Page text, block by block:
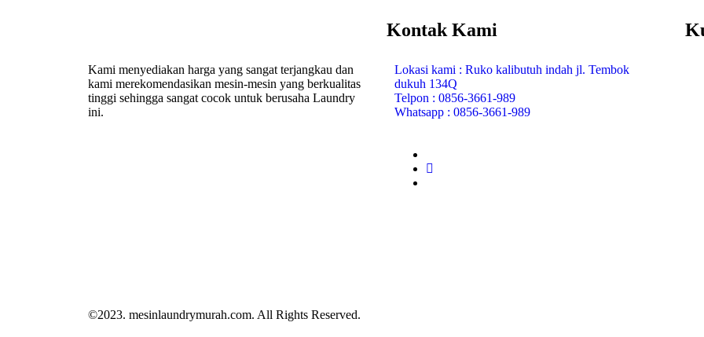
Kami menyediakan harga yang sangat terjangkau dan
kami merekomendasikan mesin-mesin yang berkualitas
tinggi sehingga sangat cocok untuk berusaha Laundry
ini.
Kontak Kami
Lokasi kami : Ruko kalibutuh indah jl. Tembok
dukuh 134Q
Telpon : 0856-3661-989
Whatsapp : 0856-3661-989
©2023. mesinlaundrymurah.com. All Rights Reserved.